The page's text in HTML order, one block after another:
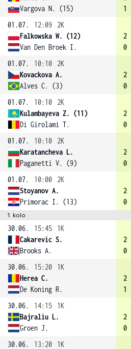
Vargova N. (15)
1
01.07.
12:09
2K
Falkowska W. (12)
Van Den Broek I.
2
0
01.07.
10:10
2K
Kovackova A.
Alves C. (3)
2
0
01.07.
10:10
2K
Kulambayeva Z. (11)
Di Girolami T.
2
0
01.07.
10:10
2K
Karatancheva L.
Paganetti V. (9)
2
0
01.07.
10:00
2K
Stoyanov A.
Primorac I. (13)
2
0
1. kolo
30.06. 15:45
1K
Cakarevic S.
Brooks A.
2
0
30.06.
15:20
1K
Herea C.
De Koning R.
2
1
30.06.
14:15
1K
Bajraliu L.
Groen J.
2
0
30.06.
13:20
1K